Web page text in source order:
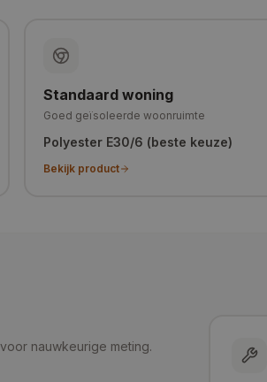
Standaard woning
Goed geïsoleerde woonruimte
Polyester E30/6 (beste keuze)
Bekijk product
nauwkeurige meting.